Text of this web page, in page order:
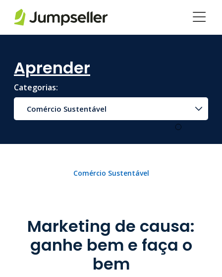
Aprender
Categorias:
Comércio Sustentável
Comércio Sustentável
Marketing de causa:
ganhe bem e faça o
bem